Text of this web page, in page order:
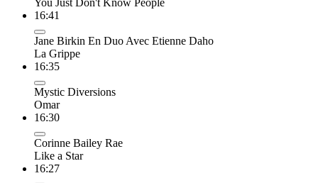
You Just Don't Know People
16:41
Jane Birkin En Duo Avec Etienne Daho
La Grippe
16:35
Mystic Diversions
Omar
16:30
Corinne Bailey Rae
Like a Star
16:27